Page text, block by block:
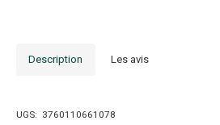
Description Les avis
UGS: 3760110661078